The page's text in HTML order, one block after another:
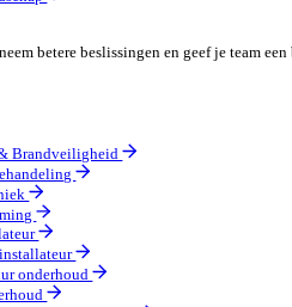
met onze
& Liften
Productie